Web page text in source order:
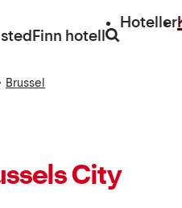
Finn hotell
Hoteller
Brussel
City